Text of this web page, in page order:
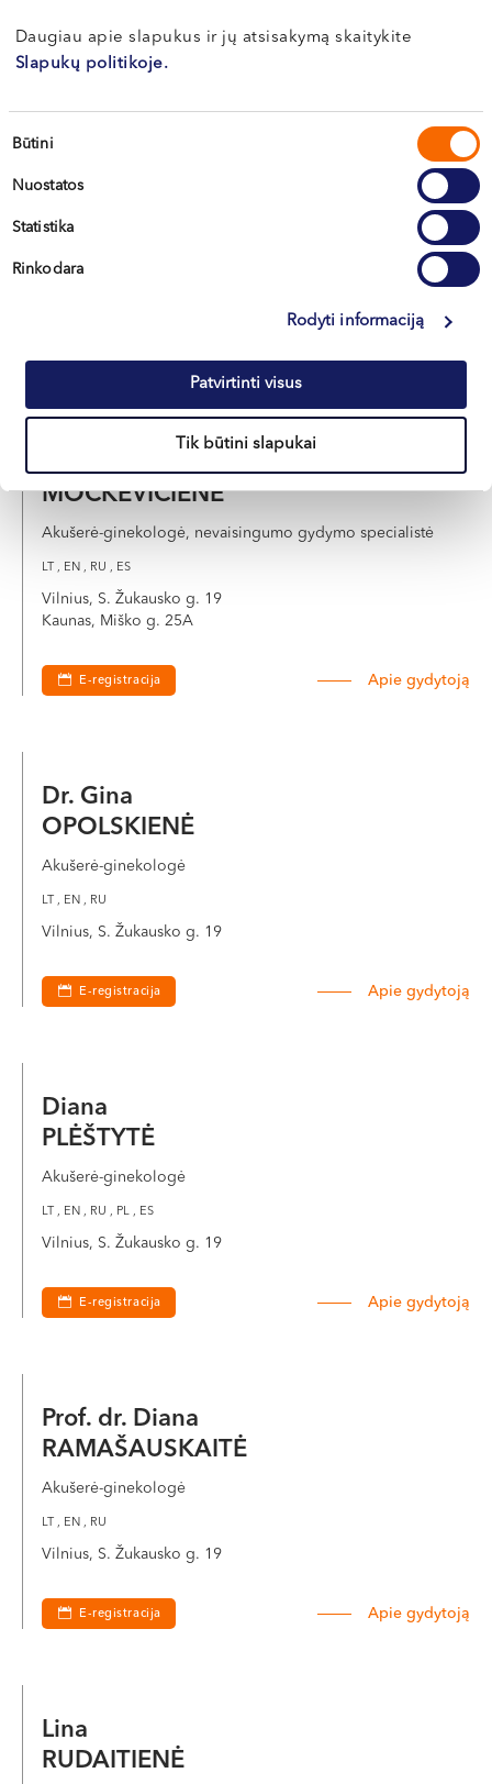
Daugiau apie slapukus ir jų atsisakymą skaitykite
Slapukų politikoje.
Sutikimo
Būtini
Nuostatos
Statistika
Rinkodara
Rodyti informaciją
Patvirtinti visus
Tik būtini slapukai
Žygimantas
Akušeris-ginekologas, nevaisingumo gydymo specialistas
LT , EN
Vilnius, S. Žukausko g. 19
MOCKEVIČIENĖ
Akušerė-ginekologė, nevaisingumo gydymo specialistė
LT , EN , RU , ES
Vilnius, S. Žukausko g. 19
Kaunas, Miško g. 25A
E-registracija Apie gydytoją
Dr. Gina
OPOLSKIENĖ
Akušerė-ginekologė
LT , EN , RU
Vilnius, S. Žukausko g. 19
E-registracija Apie gydytoją
Diana
PLĖŠTYTĖ
Akušerė-ginekologė
LT , EN , RU , PL , ES
Vilnius, S. Žukausko g. 19
E-registracija Apie gydytoją
Prof. dr. Diana
RAMAŠAUSKAITĖ
Akušerė-ginekologė
LT , EN , RU
Vilnius, S. Žukausko g. 19
E-registracija Apie gydytoją
Lina
RUDAITIENĖ